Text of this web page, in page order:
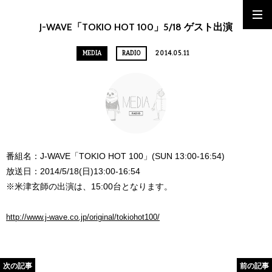
J-WAVE「TOKIO HOT 100」5/18 ゲスト出演
MEDIA RADIO 2014.05.11
番組名：J-WAVE「TOKIO HOT 100」(SUN 13:00-16:54)
放送日：2014/5/18(日)13:00-16:54
※米津玄師の出演は、15:00台となります。
http://www.j-wave.co.jp/original/tokiohot100/
次の記事 前の記事